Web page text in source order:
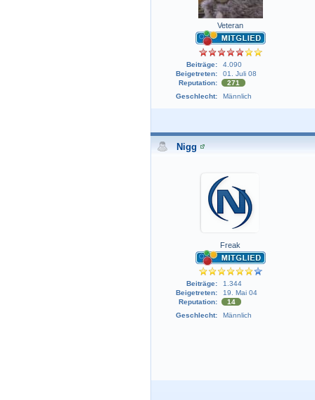
Veteran
Beiträge:
4.090
Beigetreten:
01. Juli 08
Reputation:
271
Geschlecht:
Männlich
Nigg
Freak
Beiträge:
1.344
Beigetreten:
19. Mai 04
Reputation:
14
Geschlecht:
Männlich